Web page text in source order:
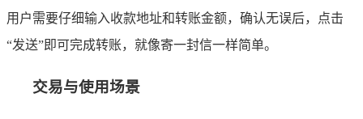
用户需要仔细输入收款地址和转账金额，确认无误后，点击
“发送”即可完成转账，就像寄一封信一样简单。
交易与使用场景